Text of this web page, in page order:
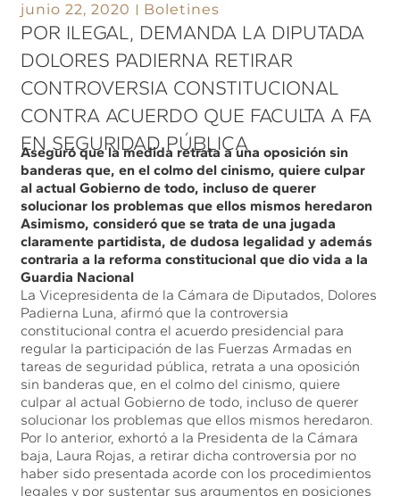
junio 22, 2020 Boletines
POR ILEGAL, DEMANDA LA DIPUTADA
DOLORES PADIERNA RETIRAR
CONTROVERSIA CONSTITUCIONAL
CONTRA ACUERDO QUE FACULTA A FA
EN SEGURIDAD PÚBLICA
Aseguró que la medida retrata a una oposición sin
banderas que, en el colmo del cinismo, quiere culpar
al actual Gobierno de todo, incluso de querer
solucionar los problemas que ellos mismos heredaron
Asimismo, consideró que se trata de una jugada
claramente partidista, de dudosa legalidad y además
contraria a la reforma constitucional que dio vida a la
Guardia Nacional
La Vicepresidenta de la Cámara de Diputados, Dolores
Padierna Luna, afirmó que la controversia
constitucional contra el acuerdo presidencial para
regular la participación de las Fuerzas Armadas en
tareas de seguridad pública, retrata a una oposición
sin banderas que, en el colmo del cinismo, quiere
culpar al actual Gobierno de todo, incluso de querer
solucionar los problemas que ellos mismos heredaron.
Por lo anterior, exhortó a la Presidenta de la Cámara
baja, Laura Rojas, a retirar dicha controversia por no
haber sido presentada acorde con los procedimientos
legales y por sustentar sus argumentos en posiciones